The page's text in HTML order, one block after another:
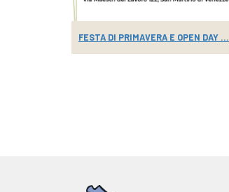
FESTA DI PRIMAVERA E OPEN DAY ...